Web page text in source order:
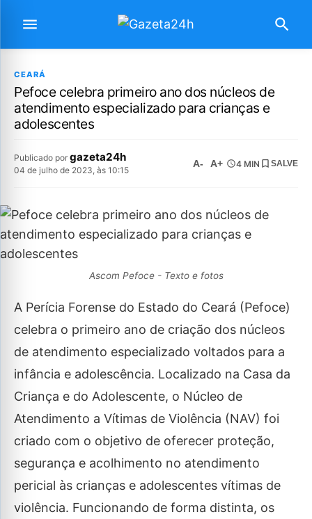
CEARÁ
Pefoce celebra primeiro ano dos núcleos de
atendimento especializado para crianças e
adolescentes
Publicado por gazeta24h
04 de julho de 2023, às 10:15
A- A+ 4 MIN SALVE
Ascom Pefoce - Texto e fotos
A Perícia Forense do Estado do Ceará (Pefoce)
celebra o primeiro ano de criação dos núcleos
de atendimento especializado voltados para a
infância e adolescência. Localizado na Casa da
Criança e do Adolescente, o Núcleo de
Atendimento a Vítimas de Violência (NAV) foi
criado com o objetivo de oferecer proteção,
segurança e acolhimento no atendimento
pericial às crianças e adolescentes vítimas de
violência. Funcionando de forma distinta, os